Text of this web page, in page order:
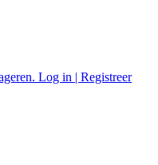
Log in | Registreer